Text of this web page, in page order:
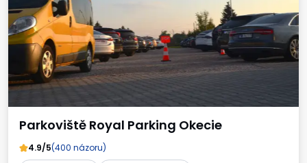
Parkoviště Royal Parking Okecie
4.9/5(400 názoru)